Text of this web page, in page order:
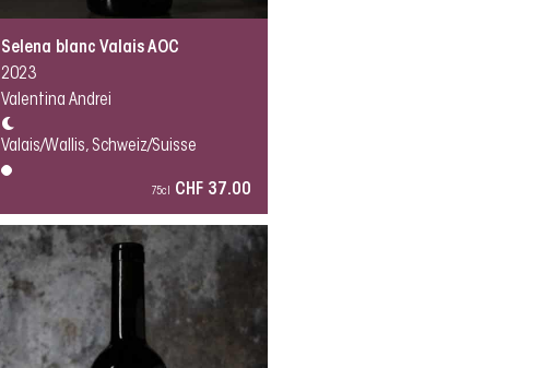
Selena blanc Valais AOC
2023
Valentina Andrei
Valais/Wallis, Schweiz/Suisse
75cl CHF 37.00